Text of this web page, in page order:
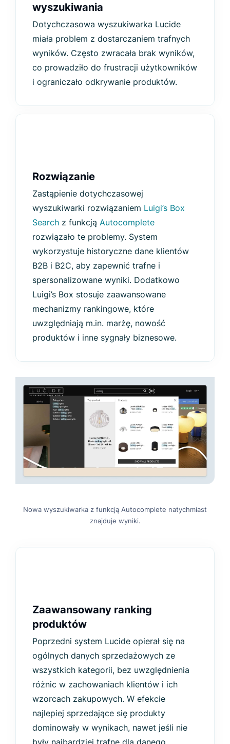
wyszukiwania
Dotychczasowa wyszukiwarka Lucide
miała problem z dostarczaniem trafnych
wyników. Często zwracała brak wyników,
co prowadziło do frustracji użytkowników
i ograniczało odkrywanie produktów.
Rozwiązanie
Zastąpienie dotychczasowej
wyszukiwarki rozwiązaniem Luigi’s Box
Search z funkcją Autocomplete
rozwiązało te problemy. System
wykorzystuje historyczne dane klientów
B2B i B2C, aby zapewnić trafne i
spersonalizowane wyniki. Dodatkowo
Luigi’s Box stosuje zaawansowane
mechanizmy rankingowe, które
uwzględniają m.in. marżę, nowość
produktów i inne sygnały biznesowe.
Nowa wyszukiwarka z funkcją Autocomplete natychmiast
znajduje wyniki.
Zaawansowany ranking
produktów
Poprzedni system Lucide opierał się na
ogólnych danych sprzedażowych ze
wszystkich kategorii, bez uwzględnienia
różnic w zachowaniach klientów i ich
wzorcach zakupowych. W efekcie
najlepiej sprzedające się produkty
dominowały w wynikach, nawet jeśli nie